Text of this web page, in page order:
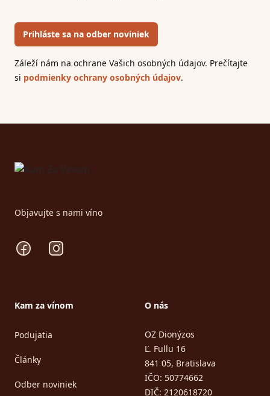
Prihláste sa na odber noviniek
Záleží nám na ochrane Vašich osobných údajov. Prečítajte
si podmienky ochrany osobných údajov.
Objavujte s nami víno
FacebookInstagram
Kam za vínom
Podujatia
Články
Odber noviniek
O nás
OZ Dionýzos
Ľ. Fullu 16
841 05, Bratislava
IČO: 50774662
DIČ: 2120618720